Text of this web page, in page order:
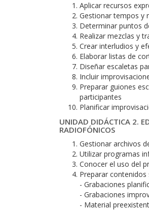
Aplicar recursos
Gestionar tempos y
Determinar puntos
Realizar mezclas y
Crear interludios y
Elaborar listas de
Diseñar escaletas
Incluir
Preparar guiones
participantes
Planificar
UNIDAD DIDÁCTICA 2.
RADIOFÓNICOS
Gestionar archivos
Utilizar programas
Conocer el uso del
Preparar
- Grabaciones
- Grabaciones
- Material